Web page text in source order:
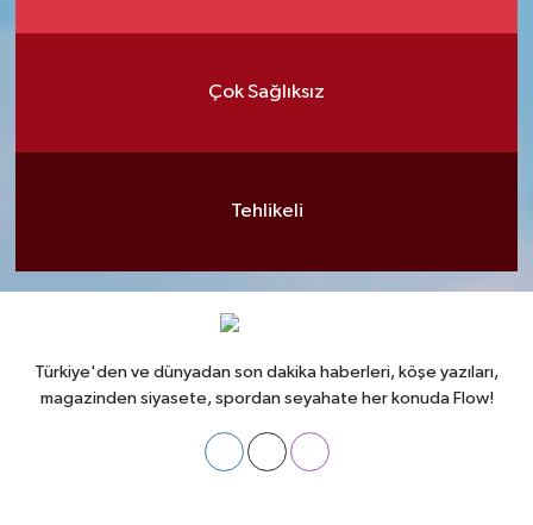
Çok Sağlıksız
Tehlikeli
Türkiye'den ve dünyadan son dakika haberleri, köşe yazıları,
magazinden siyasete, spordan seyahate her konuda Flow!